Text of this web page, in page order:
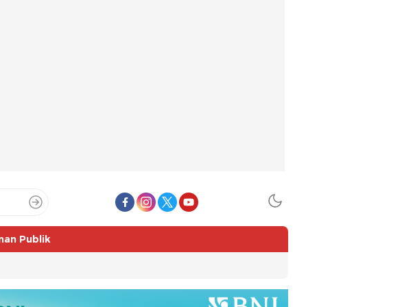
Publik